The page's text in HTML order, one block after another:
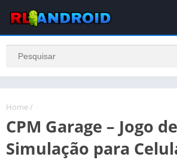
Home /
CPM Garage – Jogo de
Simulação para